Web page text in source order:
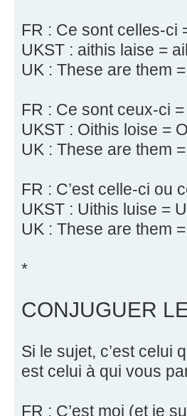
FR : Ce sont celles-ci
UKST : aithis laise =
UK : These are them
FR : Ce sont ceux-ci
UKST : Oithis loise =
UK : These are them
FR : C’est celle-ci ou
UKST : Uithis luise =
UK : These are them
*
CONJUGUER
Si le sujet, c’est celui
est celui à qui vous
FR : C’est moi (et je